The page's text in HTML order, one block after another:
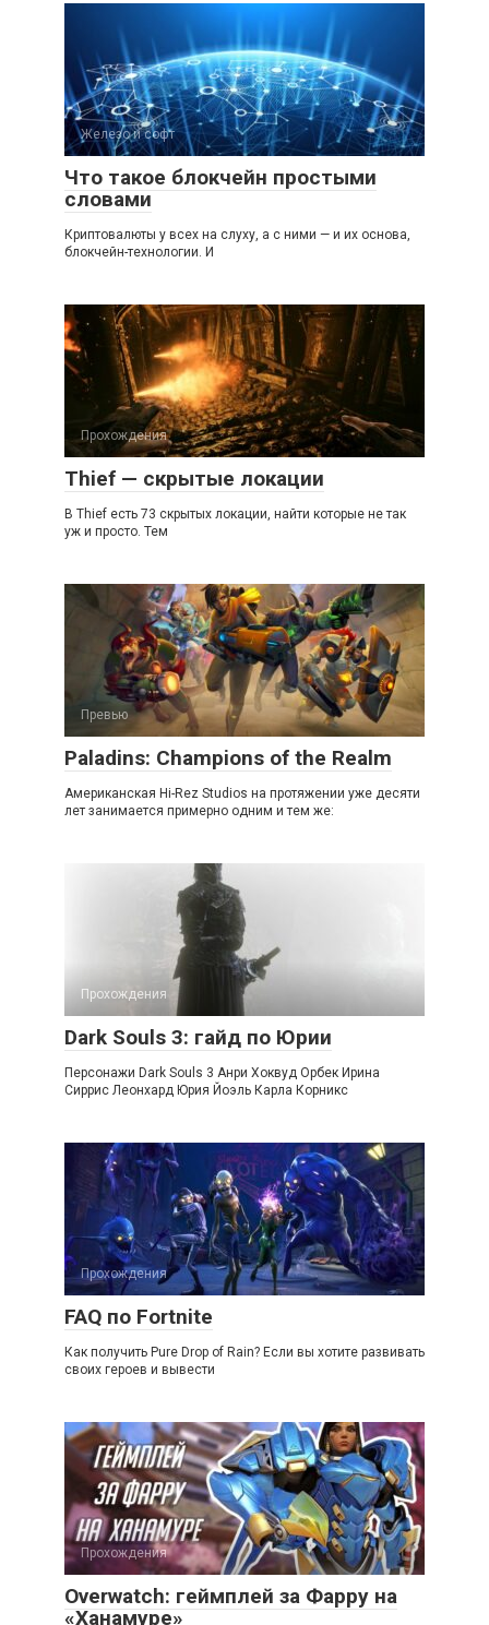
Железо и софт
Что такое блокчейн простыми
словами
Криптовалюты у всех на слуху, а с ними — и их основа,
блокчейн-технологии. И
Прохождения
Thief — скрытые локации
В Thief есть 73 скрытых локации, найти которые не так
уж и просто. Тем
Превью
Paladins: Champions of the Realm
Американская Hi-Rez Studios на протяжении уже десяти
лет занимается примерно одним и тем же:
Прохождения
Dark Souls 3: гайд по Юрии
Персонажи Dark Souls 3 Анри Хоквуд Орбек Ирина
Сиррис Леонхард Юрия Йоэль Карла Корникс
Прохождения
FAQ по Fortnite
Как получить Pure Drop of Rain? Если вы хотите развивать
своих героев и вывести
Прохождения
Overwatch: геймплей за Фарру на
«Ханамуре»